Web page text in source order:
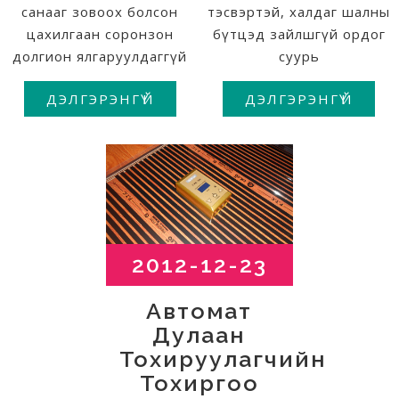
санааг зовоох болсон
цахилгаан соронзон
долгион ялгаруулдаггүй
ДЭЛГЭРЭНГҮЙ
тэсвэртэй, халдаг шалны
бүтцэд зайлшгүй ордог
суурь
ДЭЛГЭРЭНГҮЙ
2012-12-23
Автомат
Дулаан
Тохируулагчийн
Тохиргоо